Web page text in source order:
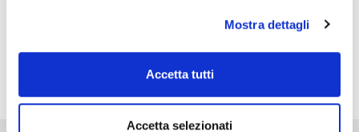
Mostra dettagli
Accetta tutti
Accetta selezionati
SUCCESSIVO